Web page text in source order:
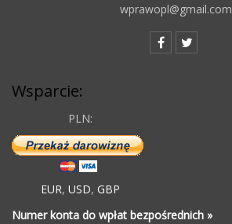
wprawopl@gmail.com
Wsparcie:
PLN:
EUR, USD, GBP
Numer konta do wpłat bezpośrednich »